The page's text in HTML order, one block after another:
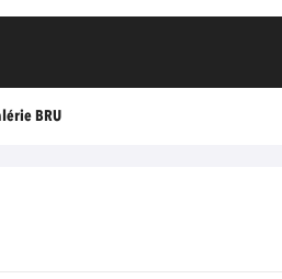
BRU